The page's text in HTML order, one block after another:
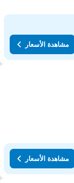
مشاهدة الأسعار
مشاهدة الأسعار